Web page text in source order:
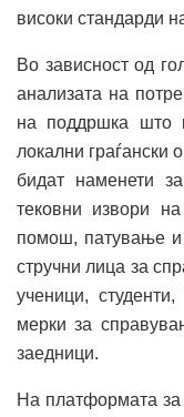
високи стандарди
Во зависност од
анализата на
на поддршка што
локални граѓански
бидат наменети
тековни извори
помош, патување и
стручни лица за
ученици,
мерки за
заедници.
На платформата